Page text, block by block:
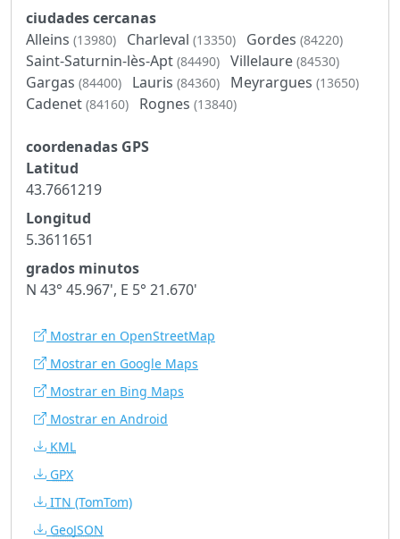
ciudades cercanas
Alleins (13980) Charleval (13350) Gordes (84220)
Saint-Saturnin-lès-Apt (84490) Villelaure (84530)
Gargas (84400) Lauris (84360) Meyrargues (13650)
Cadenet (84160) Rognes (13840)
coordenadas GPS
Latitud
43.7661219
Longitud
5.3611651
grados minutos
N 43° 45.967', E 5° 21.670'
Mostrar en OpenStreetMap
Mostrar en Google Maps
Mostrar en Bing Maps
Mostrar en Android
KML
GPX
ITN (TomTom)
GeoJSON